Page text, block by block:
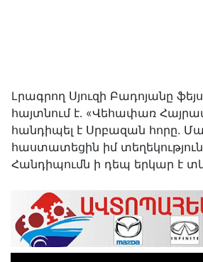
Lրագրող Սյուզի Բադոյանը
հայտնում է․ «Վեհափառ
հանդիպել է Սրբազան հորը.
հաստատեցին իմ
Հանդիպումն ի դեպ երկար է